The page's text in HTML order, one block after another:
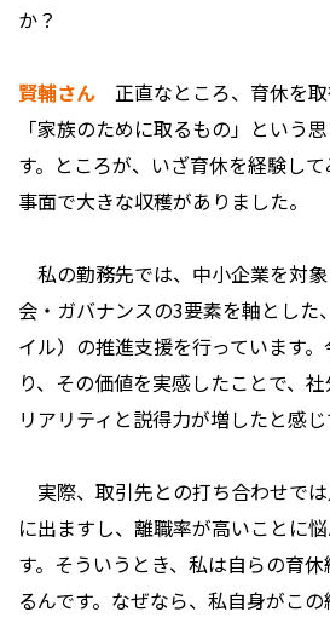
か？
賢輔さん 正直なところ、育休を
「家族のために取るもの」という
す。ところが、いざ育休を経験し
事面で大きな収穫がありました。
私の勤務先では、中小企業を対
会・ガバナンスの3要素を軸とした
イル）の推進支援を行っています
り、その価値を実感したことで、
リアリティと説得力が増したと感じ
実際、取引先との打ち合わせで
に出ますし、離職率が高いことに
す。そういうとき、私は自らの育
るんです。なぜなら、私自身がこ